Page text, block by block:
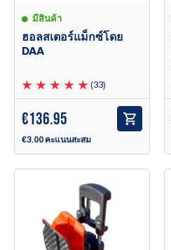
มีสินค้า
ฮอลสเตอร์แม็กซ์โดย
DAA
(33)
€136.95
€3.00 คะแนนสะสม